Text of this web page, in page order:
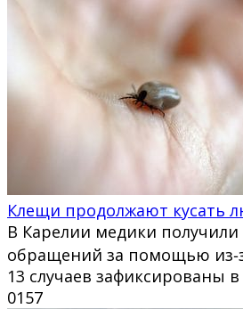
Клещи продолжают кусать
В Карелии медики
обращений за помощью
13 случаев зафиксированы
0157